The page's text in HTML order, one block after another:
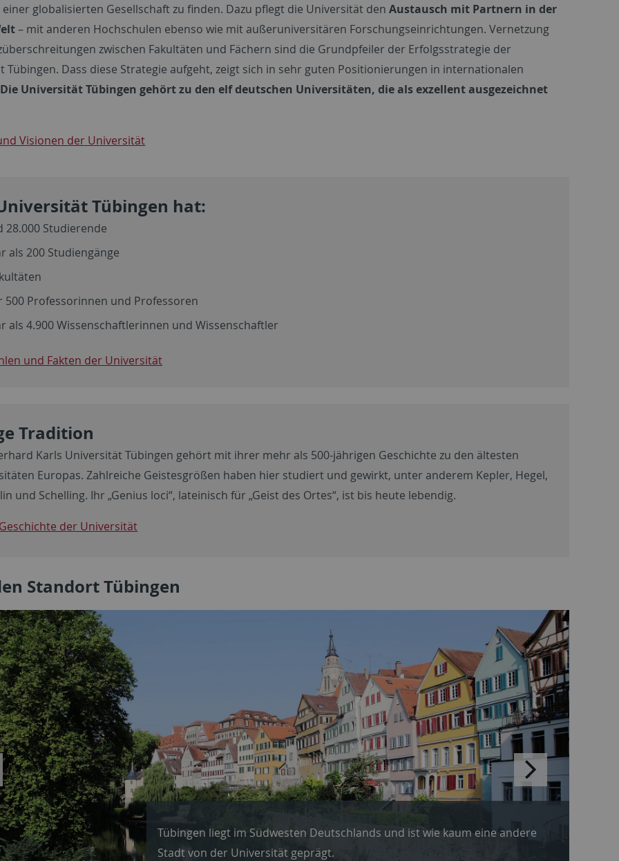
globalisierten Gesellschaft zu finden. Dazu pflegt die Universität den Austausch mit Partnern in der
– mit anderen Hochschulen ebenso wie mit außeruniversitären Forschungseinrichtungen. Vernetzung
zwischen Fakultäten und Fächern sind die Grundpfeiler der Erfolgsstrategie der
Tübingen. Dass diese Strategie aufgeht, zeigt sich in sehr guten Positionierungen in internationalen
Die Universität Tübingen gehört zu den elf deutschen Universitäten, die als exzellent ausgezeichnet
Visionen der Universität
Tübingen hat:
28.000 Studierende
als 200 Studiengänge
500 Professorinnen und Professoren
als 4.900 Wissenschaftlerinnen und Wissenschaftler
und Fakten der Universität
Tradition
Karls Universität Tübingen gehört mit ihrer mehr als 500-jährigen Geschichte zu den ältesten
Europas. Zahlreiche Geistesgrößen haben hier studiert und gewirkt, unter anderem Kepler, Hegel,
und Schelling. Ihr „Genius loci“, lateinisch für „Geist des Ortes“, ist bis heute lebendig.
der Universität
Standort Tübingen
Tübingen liegt im Südwesten Deutschlands und ist wie kaum eine andere
Stadt von der Universität geprägt.
rückwärts
blättern
vorwärts
blättern